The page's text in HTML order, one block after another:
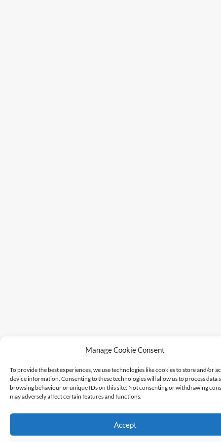
Manage Cookie Consent
To provide the best experiences, we use technologies like cookies to store and/or
device information. Consenting to these technologies will allow us to process data
browsing behaviour or unique IDs on this site. Not consenting or withdrawing
may adversely affect certain features and functions.
Accept